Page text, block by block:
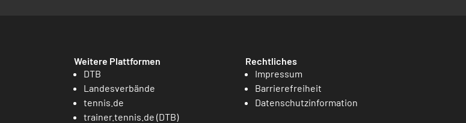
Weitere Plattformen
DTB
Landesverbände
tennis.de
trainer.tennis.de (DTB)
Rechtliches
Impressum
Barrierefreiheit
Datenschutzinformation